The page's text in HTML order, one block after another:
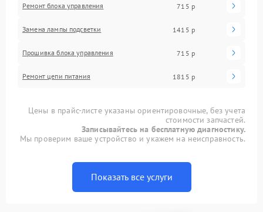
Ремонт блока управления 715 р
Замена лампы подсветки 1415 р
Прошивка блока управления 715 р
Ремонт цепи питания 1815 р
Цены в прайс-листе указаны ориентировочные, без учета
стоимости запчастей.
Записывайтесь на бесплатную диагностику.
Мы проверим ваше устройство и укажем на неисправность.
Показать все услуги